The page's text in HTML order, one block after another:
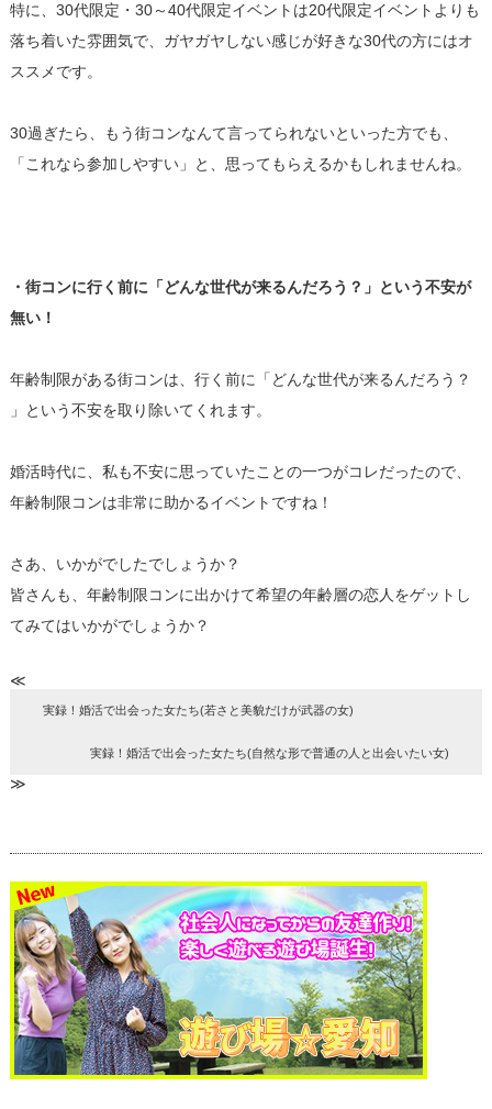
特に、30代限定・30～40代限定イベントは20代限定イベントよりも
落ち着いた雰囲気で、ガヤガヤしない感じが好きな30代の方にはオ
ススメです。
30過ぎたら、もう街コンなんて言ってられないといった方でも、
「これなら参加しやすい」と、思ってもらえるかもしれませんね。
・街コンに行く前に「どんな世代が来るんだろう？」 という不安が
無い！
年齢制限がある街コンは、行く前に「どんな世代が来るんだろう？
」という不安を取り除いてくれます。
婚活時代に、私も不安に思っていたことの一つがコレだったので、
年齢制限コンは非常に助かるイベントですね！
さあ、いかがでしたでしょうか？
皆さんも、 年齢制限コンに出かけて希望の年齢層の恋人をゲットし
てみてはいかがでしょうか？
≪
実録！婚活で出会った女たち(若さと美貌だけが武器の女)
実録！婚活で出会った女たち(自然な形で普通の人と出会いたい女)
≫